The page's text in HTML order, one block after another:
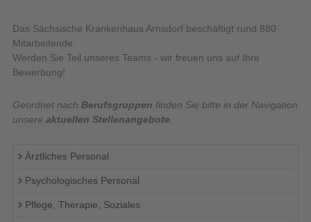
Das Sächsische Krankenhaus Arnsdorf beschäftigt rund 880
Mitarbeitende.
Werden Sie Teil unseres Teams - wir freuen uns auf Ihre
Bewerbung!
Geordnet nach Berufsgruppen finden Sie bitte in der Navigation
unsere aktuellen Stellenangebote
Ärztliches Personal
Psychologisches Personal
Pflege, Therapie, Soziales